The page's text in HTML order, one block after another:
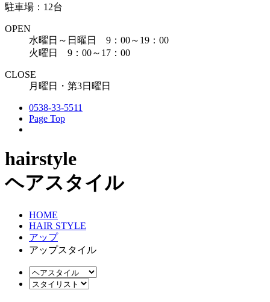
駐車場：12台
OPEN
水曜日～日曜日 9：00～19：00
火曜日 9：00～17：00
CLOSE
月曜日・第3日曜日
0538-33-5511
Page Top
hairstyle
ヘアスタイル
HOME
HAIR STYLE
アップ
アップスタイル